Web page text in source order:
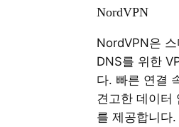
NordVPN
NordVPN은 스
DNS를 위한
다. 빠른 연결
견고한 데이터
를 제공합니다.